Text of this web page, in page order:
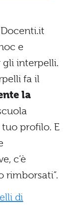
e
gli interpelli.
fa il
la
profilo. E
c’è
rimborsati”.
di